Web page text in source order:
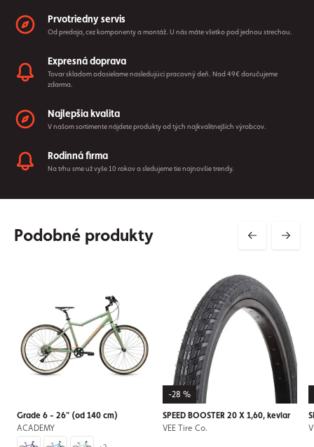
Prvotriedny servis
Od predaja, cez komponenty a montáž. U nás máte všetko pod jednou strechou.
Expresná doprava
Tovar skladom odosielame nasledujúci pracovný deň. Nad 49€ doručujeme
zdarma.
Najlepšia kvalita
V našom sortimente nájdete produkty od tých najkvalitnejších výrobcov.
Rodinná firma
Na trhu sme už vyše 10 rokov a sledujeme tie najnovšie trendy.
Podobné produkty
Grade 6 - 26" (od 140 cm)
ACADEMY
-28 %
SPEED BOOSTER 20 X 1,60, kevlar
VEE Tire Co.